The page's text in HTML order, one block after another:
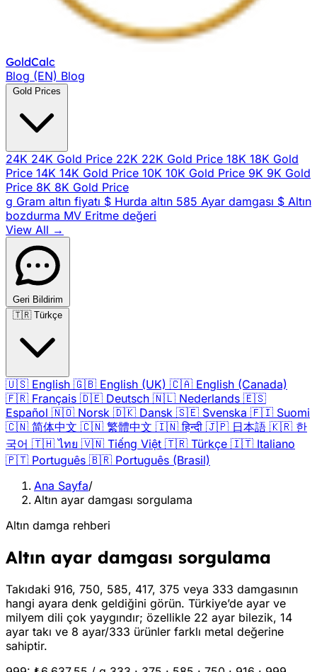
GoldCalc
Blog (EN) Blog
Gold Prices
24K 24K Gold Price 22K 22K Gold Price 18K 18K Gold
Price 14K 14K Gold Price 10K 10K Gold Price 9K 9K Gold
Price 8K 8K Gold Price
g Gram altın fiyatı $ Hurda altın 585 Ayar damgası $ Altın
bozdurma MV Eritme değeri
View All →
Geri Bildirim
🇹🇷 Türkçe
🇺🇸 English 🇬🇧 English (UK) 🇨🇦 English (Canada)
🇫🇷 Français 🇩🇪 Deutsch 🇳🇱 Nederlands 🇪🇸
Español 🇳🇴 Norsk 🇩🇰 Dansk 🇸🇪 Svenska 🇫🇮 Suomi
🇨🇳 简体中文 🇨🇳 繁體中文 🇮🇳 हिन्दी 🇯🇵 日本語 🇰🇷 한
국어 🇹🇭 ไทย 🇻🇳 Tiếng Việt 🇹🇷 Türkçe 🇮🇹 Italiano
🇵🇹 Português 🇧🇷 Português (Brasil)
Ana Sayfa/
Altın ayar damgası sorgulama
Altın damga rehberi
Altın ayar damgası sorgulama
Takıdaki 916, 750, 585, 417, 375 veya 333 damgasının
hangi ayara denk geldiğini görün. Türkiye’de ayar ve
milyem dili çok yaygındır; özellikle 22 ayar bilezik, 14
ayar takı ve 8 ayar/333 ürünler farklı metal değerine
sahiptir.